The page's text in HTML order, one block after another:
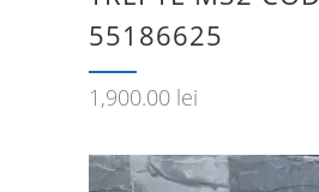
55186625
1,900.00 lei